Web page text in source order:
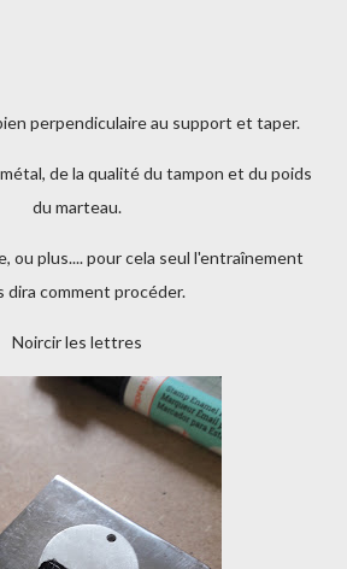
perpendiculaire au support et taper.
de la qualité du tampon et du poids
du marteau.
ou plus.... pour cela seul l'entraînement
dira comment procéder.
Noircir les lettres